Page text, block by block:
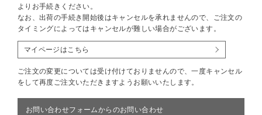
よりお手続きください。
なお、出荷の手続き開始後はキャンセルを承れませんので、ご注文の
タイミングによってはキャンセルが難しい場合がございます。
マイページはこちら
ご注文の変更については受け付けておりませんので、一度キャンセル
をして再度ご注文いただきますようお願いいたします。
お問い合わせフォームからのお問い合わせ